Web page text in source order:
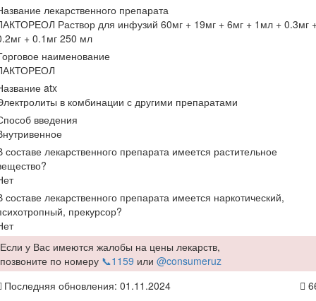
лекарственного препарата
Раствор для инфузий 60мг + 19мг + 6мг + 1мл + 0.3мг
+ 0.1мг 250 мл
наименование
atx
в комбинации с другими препаратами
введения
составе лекарственного препарата имеется растительное
составе лекарственного препарата имеется наркотический,
прекурсор?
Если у Вас имеются жалобы на цены лекарств,
позвоните по номеру 📞1159 или @consumeruz
Последняя обновления: 01.11.2024